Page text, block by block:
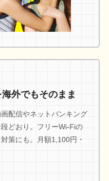
外でもそのまま
配信やネットバンキング
どおり。フリーWi-Fiの
策にも。月額1,100円・